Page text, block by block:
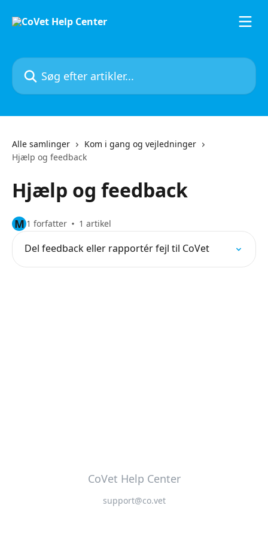
Søg efter artikler...
Alle samlinger
Kom i gang og vejledninger
Hjælp og feedback
Hjælp og feedback
M 1 forfatter 1 artikel
Del feedback eller rapportér fejl til CoVet
CoVet Help Center
support@co.vet